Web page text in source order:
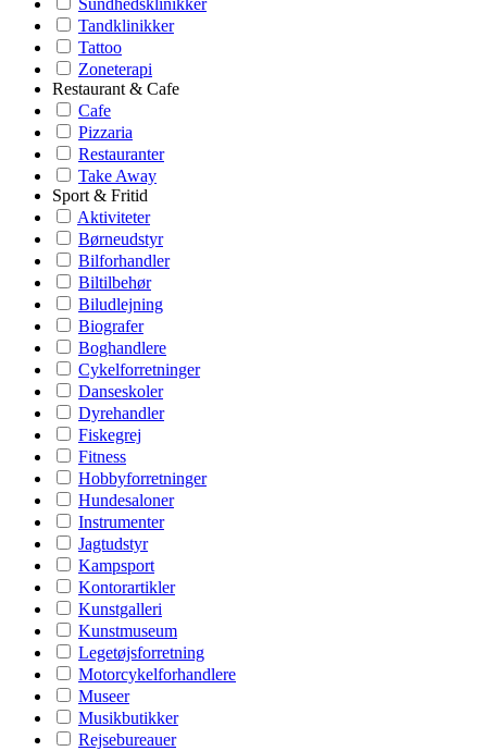
Sundhedsklinikker
Tandklinikker
Tattoo
Zoneterapi
Restaurant & Cafe
Cafe
Pizzaria
Restauranter
Take Away
Sport & Fritid
Aktiviteter
Børneudstyr
Bilforhandler
Biltilbehør
Biludlejning
Biografer
Boghandlere
Cykelforretninger
Danseskoler
Dyrehandler
Fiskegrej
Fitness
Hobbyforretninger
Hundesaloner
Instrumenter
Jagtudstyr
Kampsport
Kontorartikler
Kunstgalleri
Kunstmuseum
Legetøjsforretning
Motorcykelforhandlere
Museer
Musikbutikker
Rejsebureauer